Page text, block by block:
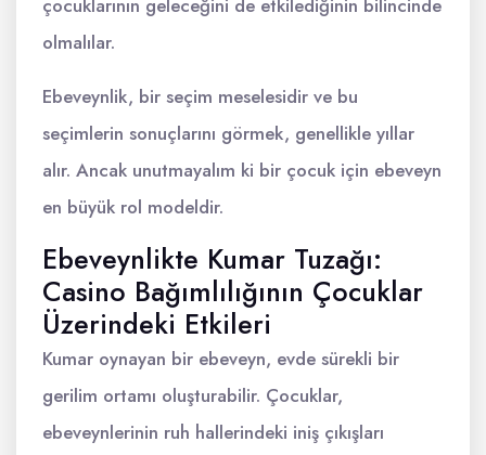
çocuklarının geleceğini de etkilediğinin bilincinde
olmalılar.
Ebeveynlik, bir seçim meselesidir ve bu
seçimlerin sonuçlarını görmek, genellikle yıllar
alır. Ancak unutmayalım ki bir çocuk için ebeveyn
en büyük rol modeldir.
Ebeveynlikte Kumar Tuzağı:
Casino Bağımlılığının Çocuklar
Üzerindeki Etkileri
Kumar oynayan bir ebeveyn, evde sürekli bir
gerilim ortamı oluşturabilir. Çocuklar,
ebeveynlerinin ruh hallerindeki iniş çıkışları